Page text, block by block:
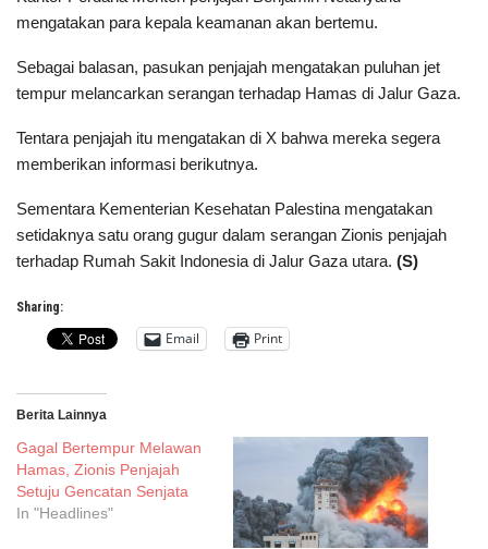
mengatakan para kepala keamanan akan bertemu.
Sebagai balasan, pasukan penjajah mengatakan puluhan jet
tempur melancarkan serangan terhadap Hamas di Jalur Gaza.
Tentara penjajah itu mengatakan di X bahwa mereka segera
memberikan informasi berikutnya.
Sementara Kementerian Kesehatan Palestina mengatakan
setidaknya satu orang gugur dalam serangan Zionis penjajah
terhadap Rumah Sakit Indonesia di Jalur Gaza utara. (S)
Sharing:
Email Print
Berita Lainnya
Gagal Bertempur Melawan
Hamas, Zionis Penjajah
Setuju Gencatan Senjata
In "Headlines"